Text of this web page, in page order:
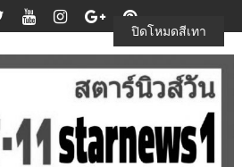
ปิดโหมดสีเทา